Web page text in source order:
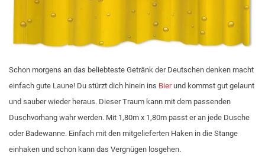
Schon morgens an das beliebteste Getränk der Deutschen denken macht
einfach gute Laune! Du stürzt dich hinein ins Bierund kommst gut gelaunt
und sauber wieder heraus. Dieser Traum kann mit dem passenden
Duschvorhang wahr werden. Mit 1,80m x 1,80m passt er an jede Dusche
oder Badewanne. Einfach mit den mitgelieferten Haken in die Stange
einhaken und schon kann das Vergnügen losgehen.